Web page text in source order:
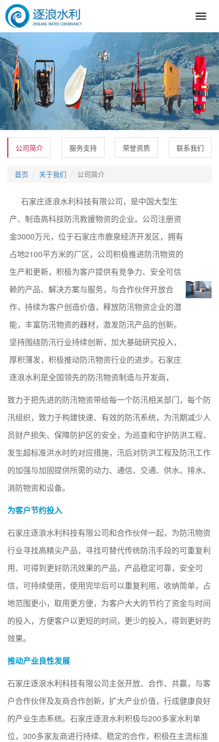
逐
科
技
公司简介 服务支持 荣誉资质 联系我们
首页 关于我们 公司简介
石家庄逐浪水利科技有限公司，是中国大型生
产、制造高科技防汛救援物资的企业。公司注册资
金3000万元，位于石家庄市鹿泉经济开发区，拥有
占地2100平方米的厂区，公司积极推进防汛物资的
生产和更新，积极为客户提供有竞争力、安全可信
赖的产品、解决方案与服务，与合作伙伴开放合
作，持续为客户创造价值，释放防汛物资企业的潜
能，丰富防汛物资的器材，激发防汛产品的创新。
坚持围绕防汛行业持续创新，加大基础研究投入，
厚积薄发，积极推动防汛物资行业的进步。 石家庄
逐浪水利是全国领先的防汛物资制造与开发商，
致力于把先进的防汛物资带给每一个防汛相关部门， 每个防
汛组织，致力于构建快速、 有效的防汛系统，为汛期减少人
员财产损失、保障防护区的安全，为巡查和守护防洪工程、
发生超标准洪水时的对应措施，汛后对防洪工程及防汛工作
的加强与加固提供所需的动力、通信、交通、供水、排水、
消防物资和设备。
为客户节约投入
石家庄逐浪水利科技有限公司和合作伙伴一起，为防汛物资
行业寻找高精尖产品，寻找可替代传统防汛手段的可重复利
用、可得到更好防汛效果的产品，产品稳定可靠，安全可
信，可持续使用，使用完毕后可以重复利用，收纳简单，占
地范围更小，取用更方便，为客户大大的节约了资金与时间
的投入，方便客户以更短的时间，更少的投入，得到更好的
效果。
推动产业良性发展
石家庄逐浪水利科技有限公司主张开放、合作、共赢，与客
户合作伙伴及友商合作创新，扩大产业价值，行成健康良好
的产业生态系统。石家庄逐浪水利积极与200多家水利单
位，300多家友商进行持续、稳定的合作，积极在主流标准